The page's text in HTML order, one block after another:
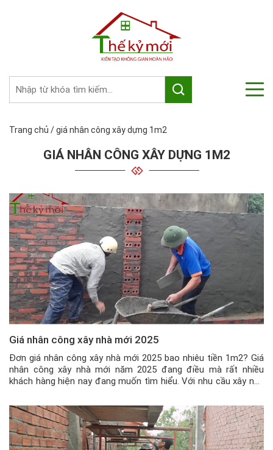
Trang chủ /giá nhân công xây dựng 1m2
GIÁ NHÂN CÔNG XÂY DỰNG 1M2
Giá nhân công xây nhà mới 2025
Đơn giá nhân công xây nhà mới 2025 bao nhiêu tiền 1m2? Giá
nhân công xây nhà mới năm 2025 đang điều mà rất nhiều
khách hàng hiện nay đang muốn tìm hiểu. Với nhu cầu xây nhà
tìm kiếm 1 đội thợ […]